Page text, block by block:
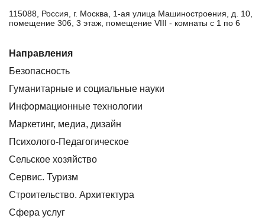
115088, Россия, г. Москва, 1-ая улица Машиностроения, д. 10,
помещение 306, 3 этаж, помещение VIII - комнаты с 1 по 6
Направления
Безопасность
Гуманитарные и социальные науки
Информационные технологии
Маркетинг, медиа, дизайн
Психолого-Педагогическое
Сельское хозяйство
Сервис. Туризм
Строительство. Архитектура
Сфера услуг